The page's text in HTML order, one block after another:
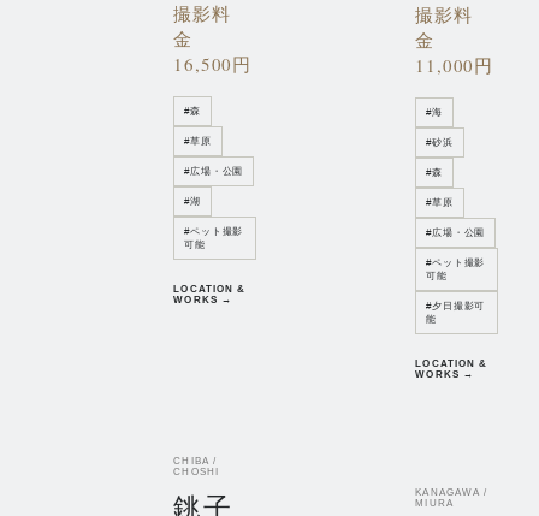
撮影料
金
16,500円
#森
#草原
# 広場・公園
#湖
#ペット撮影
可能
LOCATION &
WORKS →
撮影料
金
11,000円
#海
#砂浜
#森
#草原
# 広場・公園
#ペット撮影
可能
#夕日撮影可
能
LOCATION &
WORKS →
CHIBA /
CHOSHI
銚子
KANAGAWA /
MIURA